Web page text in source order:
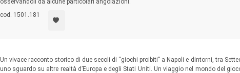
osservandoli da alcune particolari angolazioni.
cod. 1501.181
Un vivace racconto storico di due secoli di “giochi proibiti” a Napoli e dintorni, tra
uno sguardo su altre realtà d’Europa e degli Stati Uniti. Un viaggio nel mondo del